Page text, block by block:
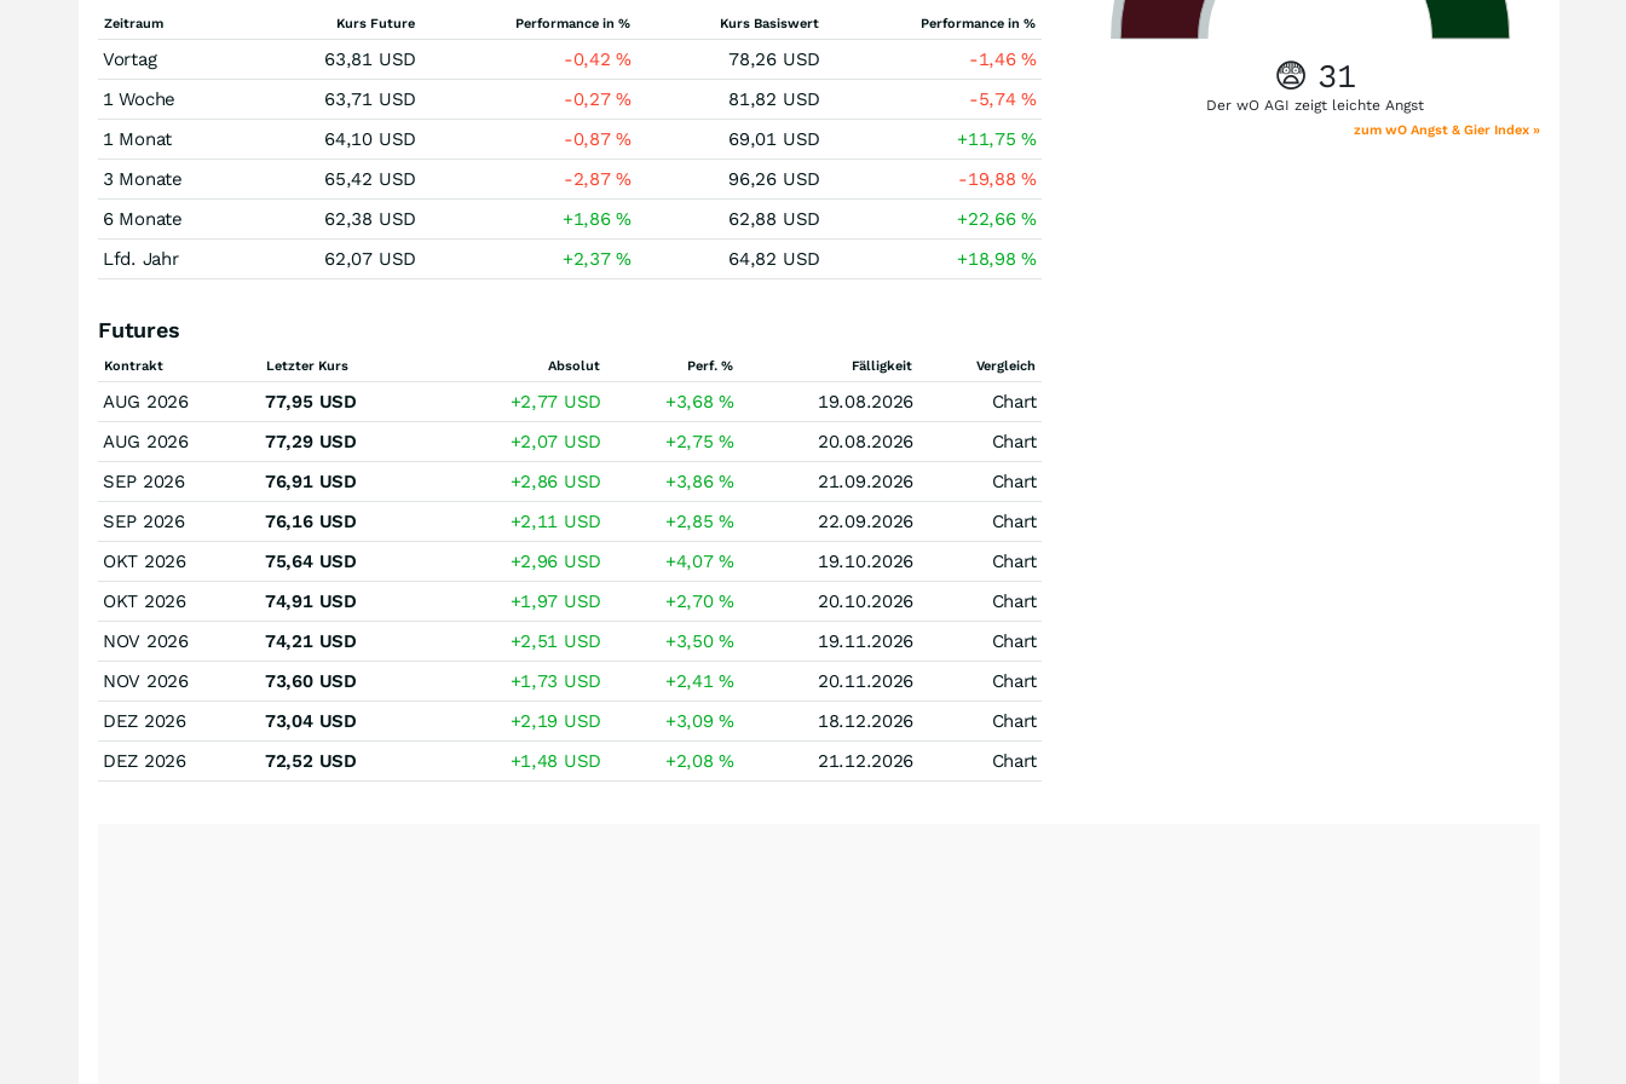
Zeitraum Kurs Future Performance in % Kurs Basiswert Performance in %
Vortag 63,81 USD -0,42% 78,26 USD -1,46%
1 Woche
63,71 USD -0,27% 81,82 USD -5,74%
1 Monat
64,10 USD -0,87% 69,01 USD +11,75%
3 Monate
65,42 USD -2,87% 96,26 USD -19,88%
6 Monate
62,38 USD +1,86% 62,88 USD +22,66%
Lfd. Jahr
62,07 USD +2,37% 64,82 USD +18,98%
Futures
Kontrakt Letzter Kurs Absolut Perf. % Fälligkeit Vergleich
AUG 2026 77,95 USD +2,77 USD +3,68% 19.08.2026
Chart
AUG 2026
77,29 USD +2,07 USD +2,75% 20.08.2026
Chart
SEP 2026
76,91 USD +2,86 USD +3,86% 21.09.2026
Chart
SEP 2026
76,16 USD +2,11 USD +2,85% 22.09.2026
Chart
OKT 2026
75,64 USD +2,96 USD +4,07% 19.10.2026
Chart
OKT 2026
74,91 USD +1,97 USD +2,70% 20.10.2026
Chart
NOV 2026
74,21 USD +2,51 USD +3,50% 19.11.2026
Chart
NOV 2026
73,60 USD +1,73 USD +2,41% 20.11.2026
Chart
DEZ 2026
73,04 USD +2,19 USD +3,09% 18.12.2026
Chart
DEZ 2026
72,52 USD +1,48 USD +2,08% 21.12.2026 Chart
😨 31
Der wO AGI zeigt leichte Angst
zum wO Angst & Gier Index »